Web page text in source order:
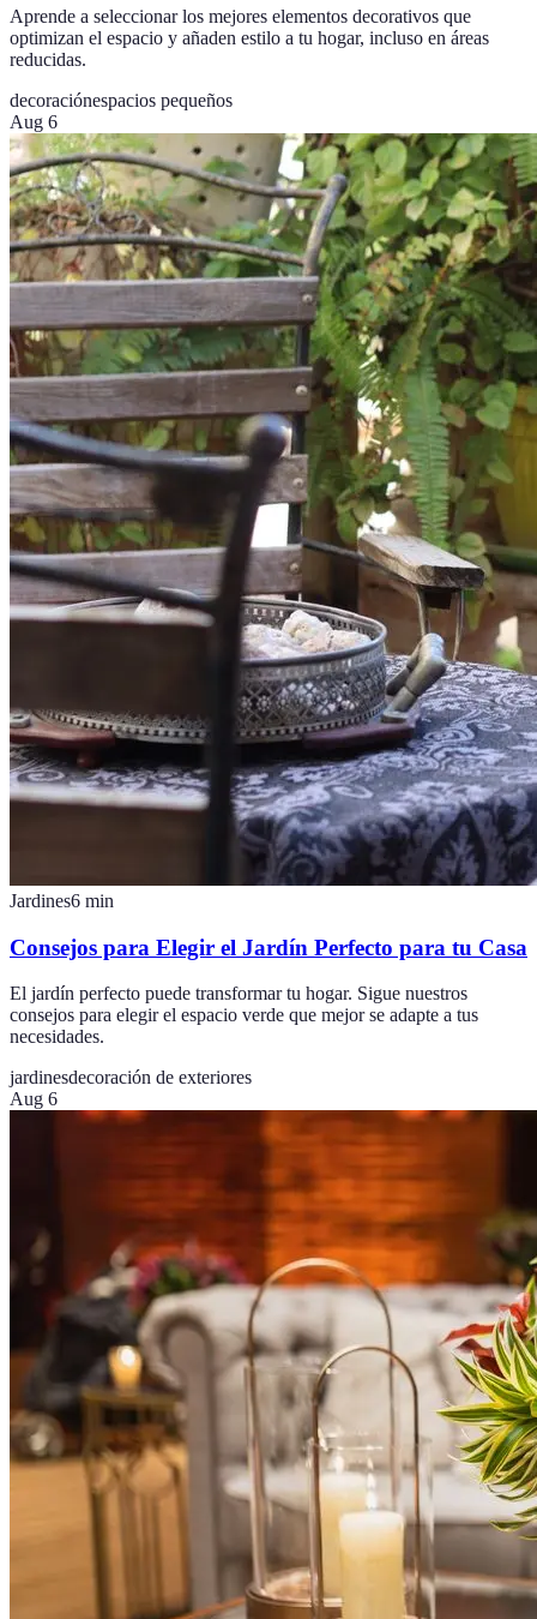
Aprende a seleccionar los mejores elementos decorativos que
optimizan el espacio y añaden estilo a tu hogar, incluso en áreas
reducidas.
decoraciónespacios pequeños
Aug 6
Jardines6 min
Consejos para Elegir el Jardín Perfecto para tu Casa
El jardín perfecto puede transformar tu hogar. Sigue nuestros
consejos para elegir el espacio verde que mejor se adapte a tus
necesidades.
jardinesdecoración de exteriores
Aug 6